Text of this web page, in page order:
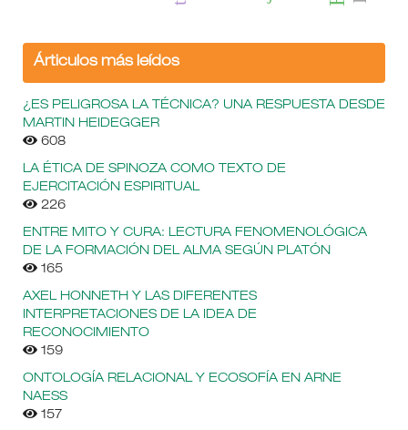
Árticulos más leídos
¿ES PELIGROSA LA TÉCNICA? UNA RESPUESTA DESDE
MARTIN HEIDEGGER
608
LA ÉTICA DE SPINOZA COMO TEXTO DE
EJERCITACIÓN ESPIRITUAL
226
ENTRE MITO Y CURA: LECTURA FENOMENOLÓGICA
DE LA FORMACIÓN DEL ALMA SEGÚN PLATÓN
165
AXEL HONNETH Y LAS DIFERENTES
INTERPRETACIONES DE LA IDEA DE
RECONOCIMIENTO
159
ONTOLOGÍA RELACIONAL Y ECOSOFÍA EN ARNE
NAESS
157